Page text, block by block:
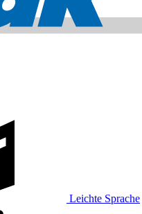
Leichte Sprache